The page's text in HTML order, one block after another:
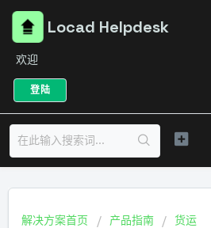
Locad Helpdesk
欢迎
登陆
解决方案首页 产品指南 货运